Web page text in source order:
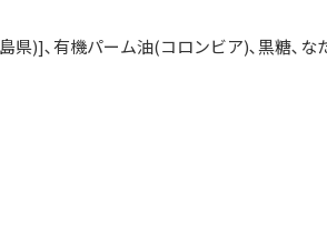
)]､有機パーム油(コロンビア)､黒糖､な